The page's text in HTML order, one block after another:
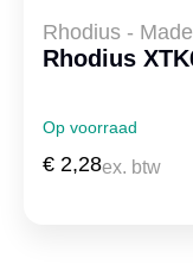
Rhodius -
Rhodius
Op voorraad
€ 2,28ex. btw